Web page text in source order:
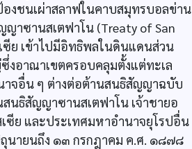
งชนเผ่าสลาฟในคาบสมุทรบอลข่าน
ญาซานสเตฟาโน (Treaty of San
ย เข้าไปมีอิทธิพลในดินแดนส่วน
งอาณาเขตครอบคลุมตั้งแต่ทะเล
าจอื่น ๆ ต่างต่อต้านสนธิสัญญาฉบับ
นธิสัญญาซานสเตฟาโน เจ้าชายอ
ซีย และประเทศมหาอำนาจยุโรปอื่น
นายนถึง ๑๓ กรกฎาคม ค.ศ. ๑๘๗๘